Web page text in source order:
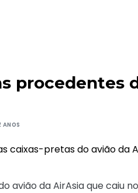
procedentes
ANOS
avião da AirAsia que caiu